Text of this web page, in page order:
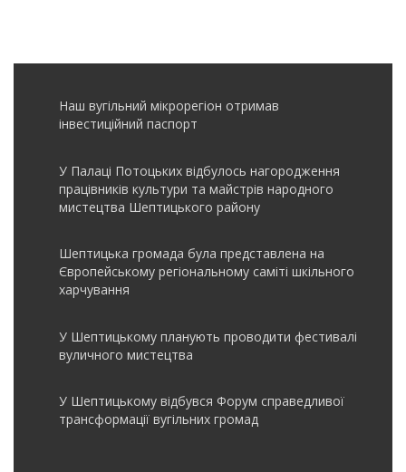
Наш вугільний мікрорегіон отримав
інвеcтиційний паспорт
У Палаці Потоцьких відбулось нагородження
працівників культури та майстрів народного
мистецтва Шептицького району
Шептицька громада була представлена на
Європейському регіональному саміті шкільного
харчування
У Шептицькому планують проводити фестивалі
вуличного мистецтва
У Шептицькому відбувся Форум справедливої
трансформації вугільних громад